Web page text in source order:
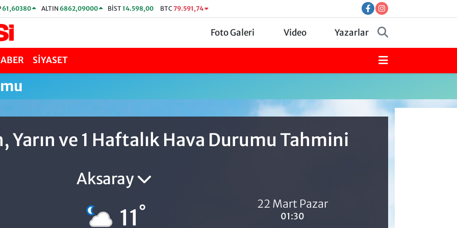
61,60380 ALTIN 6862,09000 BİST14.598,00 BTC 79.591,74
Foto Galeri Video Yazarlar
SİYASET
Yarın ve 1 Haftalık Hava Durumu Tahmini
Aksaray
11° 22 Mart Pazar
01:30